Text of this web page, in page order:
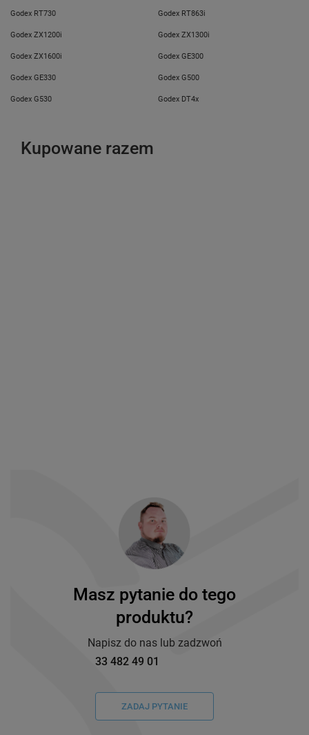
Godex RT730 Godex RT863i
Godex ZX1200i Godex ZX1300i
Godex ZX1600i Godex GE300
Godex GE330 Godex G500
Godex G530 Godex DT4x
Kupowane razem
Masz pytanie do tego
produktu?
Napisz do nas lub zadzwoń
33 482 49 01
ZADAJ PYTANIE